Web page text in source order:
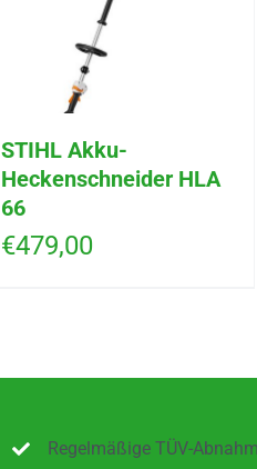
STIHL Akku-
Heckenschneider HLA
66
€479,00
Regelmäßige TÜV-